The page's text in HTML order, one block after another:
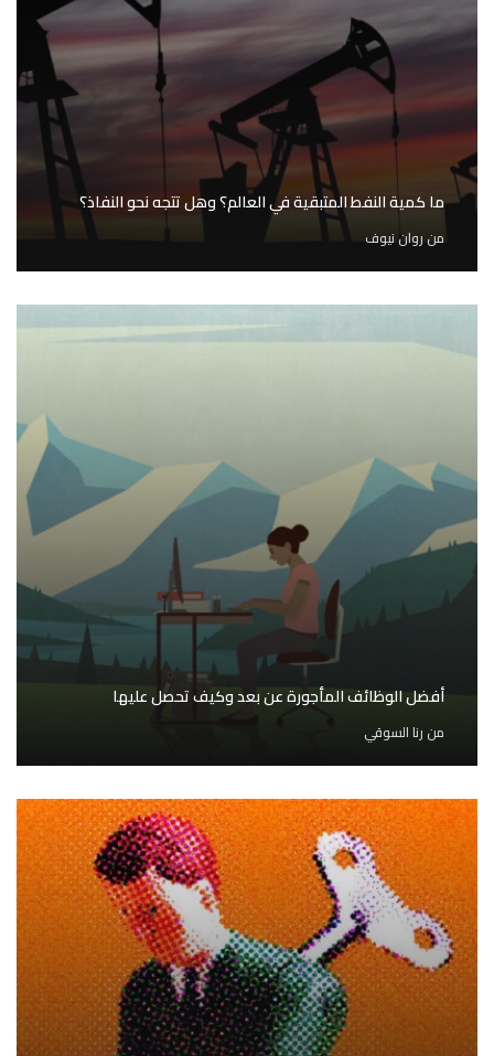
ما كمية النفط المتبقية في العالم؟ وهل تتجه نحو النفاذ؟
منروان نيوف
أفضل الوظائف المأجورة عن بعد وكيف تحصل عليها
من رنا السوقي